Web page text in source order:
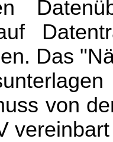
Das
von